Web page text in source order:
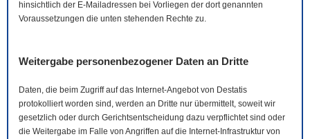
hinsichtlich der E-Mail adressen bei Vorliegen der dort genannten
Voraussetzungen die unten stehenden Rechte zu.
Weitergabe personenbezogener Daten an Dritte
Daten, die beim Zugriff auf das Internet-Angebot von Destatis
protokolliert worden sind, werden an Dritte nur übermittelt, soweit wir
gesetzlich oder durch Gerichtsentscheidung dazu verpflichtet sind oder
die Weitergabe im Falle von Angriffen auf die Internet-Infrastruktur von